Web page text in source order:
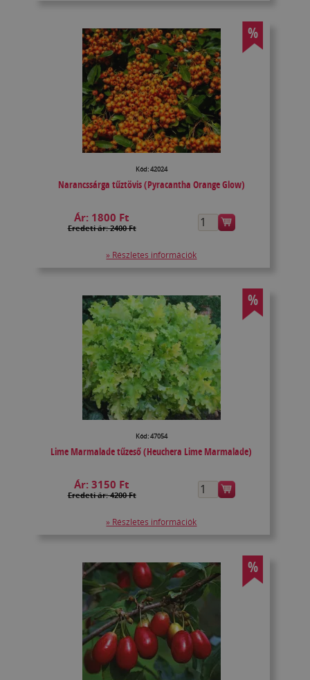
%
Kód: 42024
Narancssárga tűztövis (Pyracantha Orange Glow)
Ár: 1800 Ft
Eredeti ár: 2400 Ft
» Részletes információk
%
Kód: 47054
Lime Marmalade tűzeső (Heuchera Lime Marmalade)
Ár:3150 Ft
Eredeti ár: 4200 Ft
» Részletes információk
%